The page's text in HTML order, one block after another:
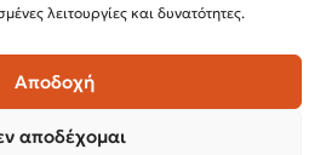
λειτουργίες και δυνατότητες.
Αποδοχή
αποδέχομαι